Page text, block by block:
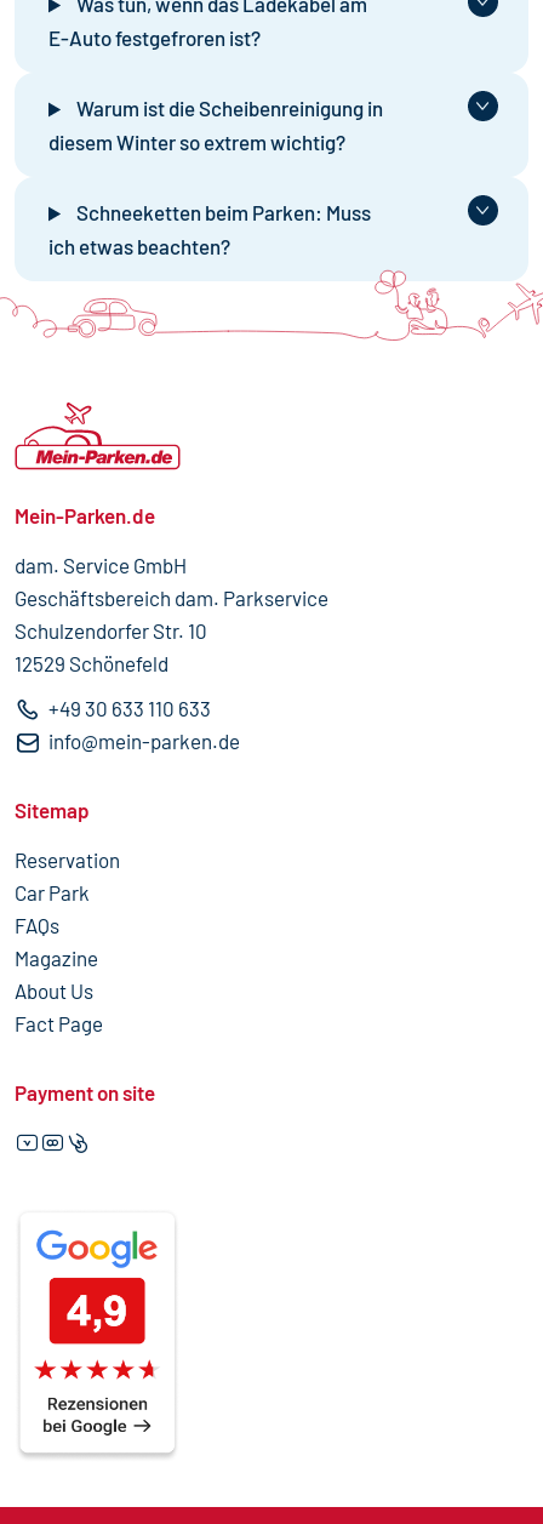
E-Auto festgefroren ist?
Warum ist die Scheibenreinigung in
diesem Winter so extrem wichtig?
Schneeketten beim Parken: Muss
ich etwas beachten?
Mein-Parken.de
dam. Service GmbH
Geschäftsbereich dam. Parkservice
Schulzendorfer Str. 10
12529 Schönefeld
+49 30 633 110 633
info@mein-parken.de
Footer Main 1
Sitemap
Reservation
Car Park
FAQs
Magazine
About Us
Fact Page
Payment on site